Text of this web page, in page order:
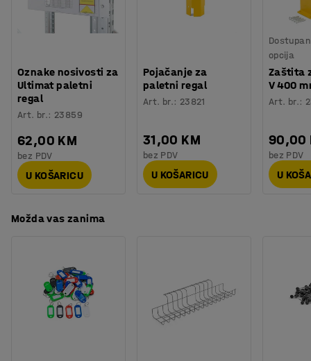
kako bi dobili učinkovito rješenje za logistiku,
skladištenje i rukovanje robom.
Testirano:
EN 15512, DGUV Regel 108-007, EN 1090-1:2009+A1:2011
Oznake nosivosti za
Ultimat paletni
regal
Art. br.: 23859
62,00 KM
bez PDV
U KOŠARICU
Pojačanje za
paletni regal
Art. br.: 23821
31,00 KM
bez PDV
U KOŠARICU
opcija
Zaštita
V 400
Art. br.:
90,00
bez PDV
U
Možda vas zanima